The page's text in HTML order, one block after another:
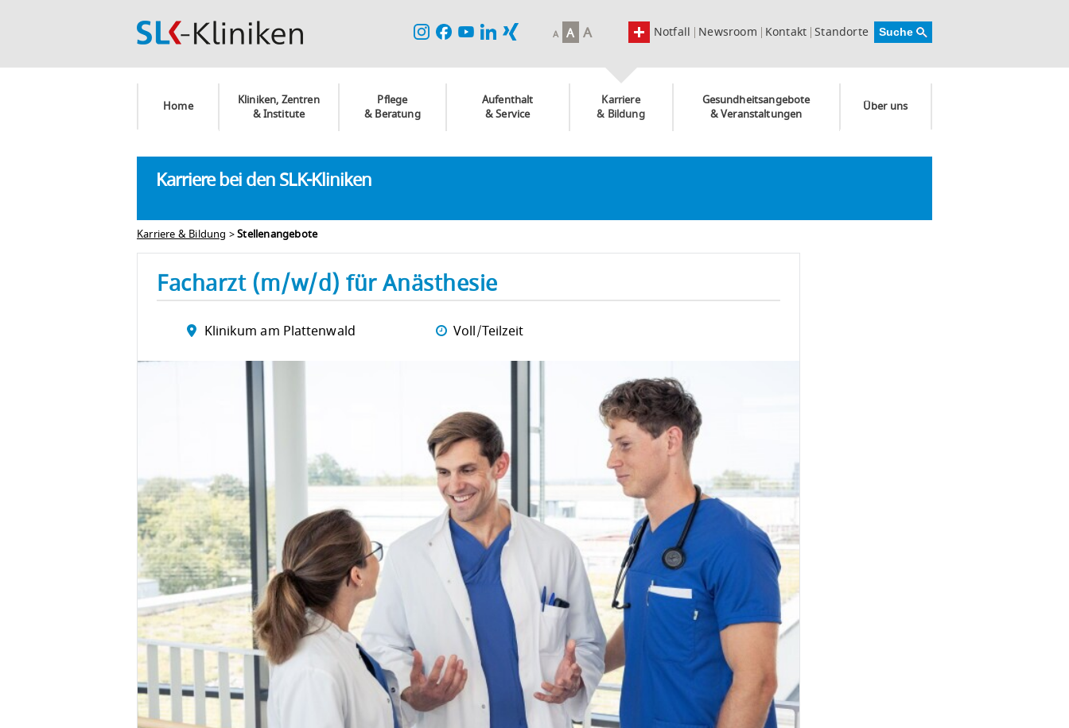
Newsroom Kontakt Standorte
Notfall
A A A
Home
Kliniken, Zentren
& Institute
Pflege
& Beratung
Aufenthalt
& Service
Karriere
& Bildung
Gesundheitsangebote
& Veranstaltungen
Über uns
Karriere bei den SLK-Kliniken
Karriere & Bildung >Stellenangebote
Facharzt (m/w/d) für Anästhesie
Klinikum am Plattenwald Voll/Teilzeit